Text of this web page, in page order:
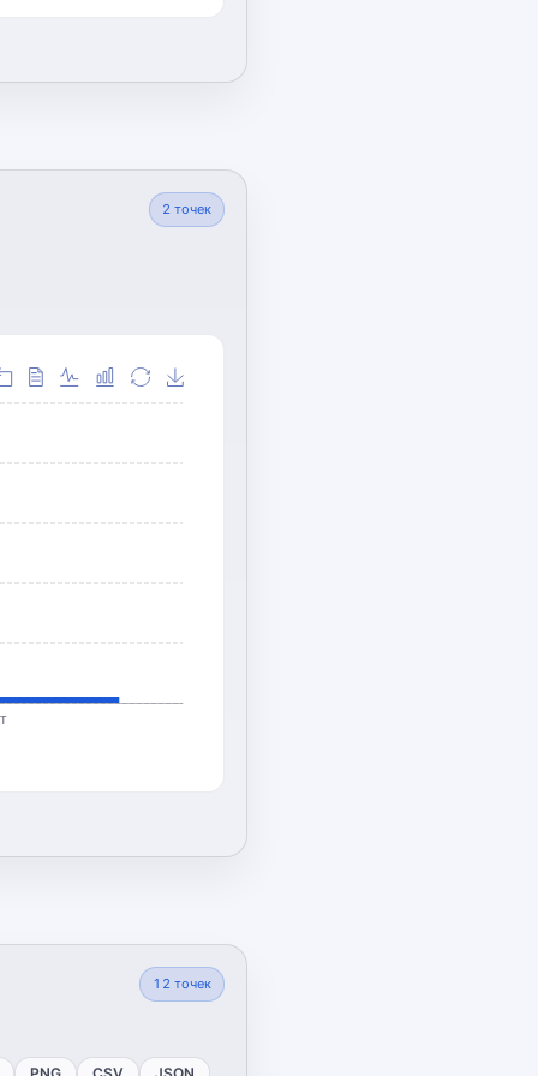
2 точек
12 точек
PNG CSV JSON